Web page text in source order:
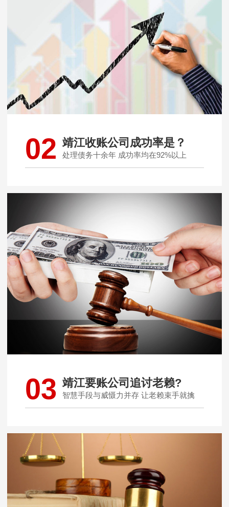
02 靖江收账公司成功率是？
处理债务十余年 成功率均在92%以上
03 靖江要账公司追讨老赖?
智慧手段与威慑力并存 让老赖束手就擒